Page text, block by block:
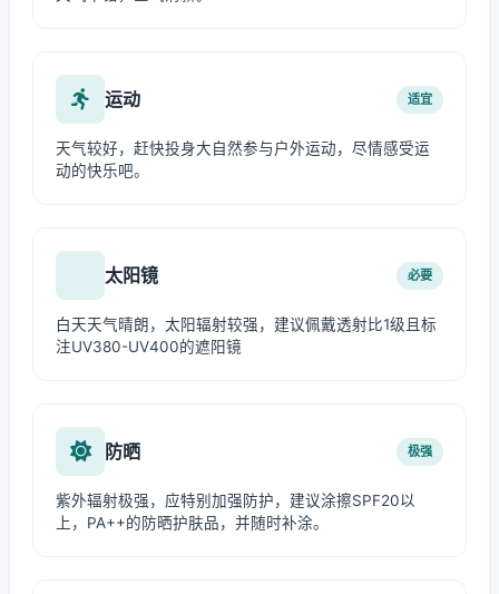
运动 适宜
天气较好，赶快投身大自然参与户外运动，尽情感受运
动的快乐吧。
太阳镜 必要
白天天气晴朗，太阳辐射较强，建议佩戴透射比1级且标
注UV380-UV400的遮阳镜
防晒 极强
紫外辐射极强，应特别加强防护，建议涂擦SPF20以
上，PA++的防晒护肤品，并随时补涂。